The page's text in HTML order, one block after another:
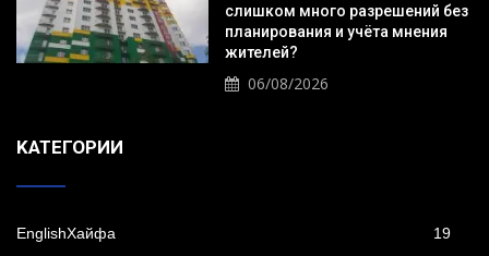
слишком много разрешений без
планирования и учёта мнения
жителей?
06/08/2026
KАТЕГОРИИ
EnglishХайфа 19